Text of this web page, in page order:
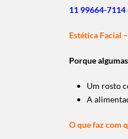
11 99664-7114
Estética Facial
Porque
Um rosto
A
O que faz com